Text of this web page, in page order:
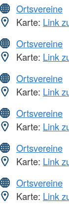
Ortsvereine
Karte: Link
Ortsvereine
Karte: Link
Ortsvereine
Karte: Link
Ortsvereine
Karte: Link
Ortsvereine
Karte: Link
Ortsvereine
Karte: Link